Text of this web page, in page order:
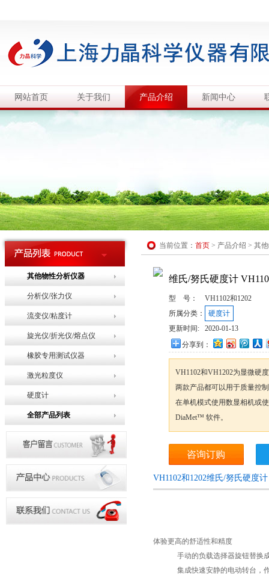
网站首页 关于我们 产品介绍 新闻中心
其他物性分析仪器
分析仪/张力仪
流变仪/粘度计
旋光仪/折光仪/熔点仪
橡胶专用测试仪器
激光粒度仪
硬度计
全部产品列表
当前位置： 首页 > 产品介绍 > 其
维氏/努氏硬度计
型 号：
VH1102和1202
所属分类：
硬度计
更新时间:
2020-01-13
分享到：
VH1102和VH1202为显微硬
两款产品都可以用于质量控
在单机模式使用数显相机或
DiaMet™ 软件。
咨询订购
VH1102和1202维氏/努氏硬度
体验更高的舒适性和精度
手动的负载选择器旋钮替换
集成快速安静的电动转台，